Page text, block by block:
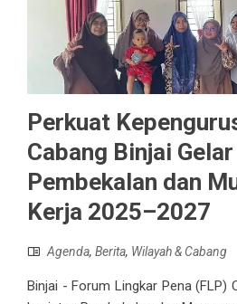
Perkuat
Cabang Binjai Gelar
Pembekalan dan
Kerja 2025–2027
Agenda, Berita, Wilayah & Cabang
Binjai - Forum Lingkar Pena (FLP)